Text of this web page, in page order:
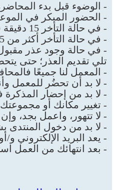
- الوضوء قبل بدء
- الحضور المبكر في
- في حالة التأخر 15 دقيقة فما دون، سيتم التجاوز.
- في حالة التأخر أكثر من 15 دقيقة يمكن للطالب الحضور ولكنه يعتبر غائبًا.
- في حالة وجود عذر
تلي تقديم العذر؛ حتى
- المعمل لنا جميعًا
- لا بد أن تحضُر للمعمل
- لا بد من إحضار المذكرة
- تغيير مكانك أو
- لا تتهور، واعمل بجد،
- لا بد من دخول المنتدى
- يعد البريد الإلكتروني
- بعد انتهائك من العمل